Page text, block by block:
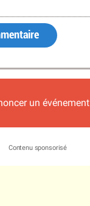
un événement